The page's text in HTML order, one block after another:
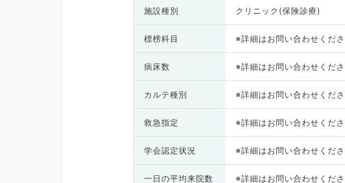
施設種別 クリニック(保険診療)
標榜科目 ※詳細はお問い合わせくだ
病床数 ※詳細はお問い合わせくだ
カルテ種別 ※詳細はお問い合わせくだ
救急指定 ※詳細はお問い合わせくだ
学会認定状況 ※詳細はお問い合わせくだ
一日の平均来院数 ※詳細はお問い合わせくだ